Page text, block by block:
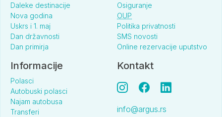
Daleke destinacije
Nova godina
Uskrs i 1. maj
Dan državnosti
Dan primirja
Osiguranje
OUP
Politika privatnosti
SMS novosti
Online rezervacije uputstvo
Informacije
Polasci
Autobuski polasci
Najam autobusa
Transferi
Kontakt
info@argus.rs